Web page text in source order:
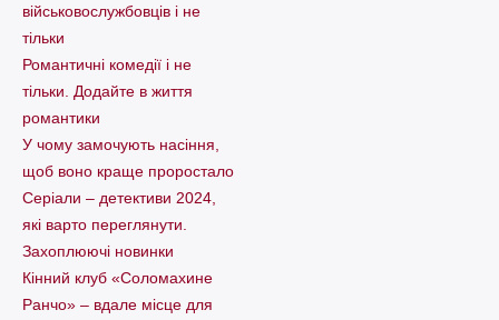
військовослужбовців і не
тільки
Романтичні комедії і не
тільки. Додайте в життя
романтики
У чому замочують насіння,
щоб воно краще проростало
Серіали – детективи 2024,
які варто пеpеглянути.
Захоплюючі новинки
Кінний клуб «Соломахине
Ранчо» – вдале місце для